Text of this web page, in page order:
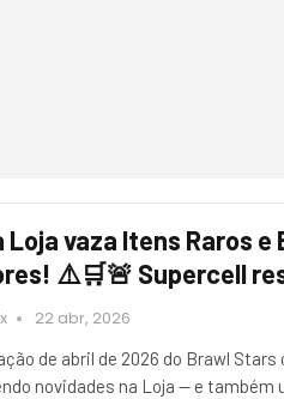
Loja vaza Itens Raros e
⚠️🛒🚨 Supercell
22 abr, 2026
de abril de 2026 do Brawl
novidades na Loja — e também